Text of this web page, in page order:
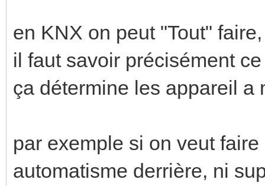
en KNX on peut "Tout"
il faut savoir précisément
ça détermine les appareil a
par exemple si on veut
automatisme derrière, ni